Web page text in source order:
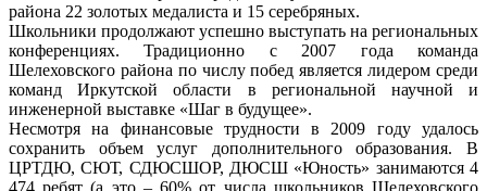
района 22 золотых медалиста и 15 серебряных.
Школьники продолжают успешно выступать на региональных
конференциях. Традиционно с 2007 года команда
Шелеховского района по числу побед является лидером среди
команд Иркутской области в региональной научной и
инженерной выставке «Шаг в будущее».
Несмотря на финансовые трудности в 2009 году удалось
сохранить объем услуг дополнительного образования. В
ЦРТДЮ, СЮТ, СДЮСШОР, ДЮСШ «Юность» занимаются 4
474 ребят (а это – 60% от числа школьников Шелеховского